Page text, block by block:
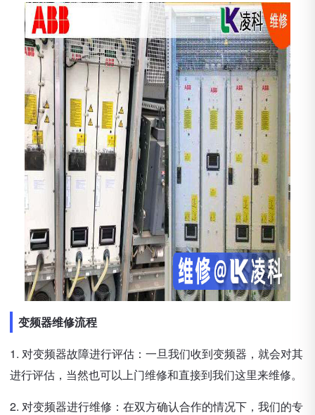
变频器维修流程
1. 对变频器故障进行评估：一旦我们收到变频器，就会对其
进行评估，当然也可以上门维修和直接到我们这里来维修。
2. 对变频器进行维修：在双方确认合作的情况下，我们的专